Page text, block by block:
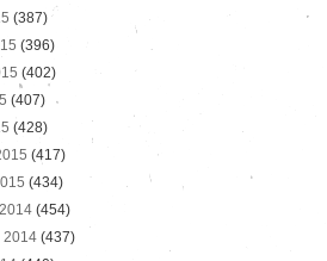
(387)
(396)
(402)
(407)
(428)
(417)
(434)
(454)
2014 (437)